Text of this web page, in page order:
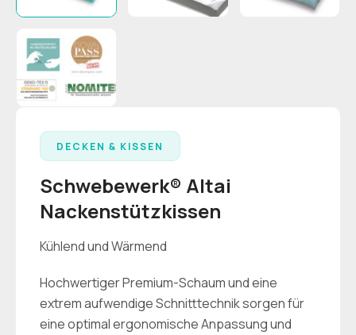
DECKEN & KISSEN
Schwebewerk® Altai
Nackenstützkissen
Kühlend und Wärmend
Hochwertiger Premium-Schaum und eine
extrem aufwendige Schnitttechnik sorgen für
eine optimal ergonomische Anpassung und